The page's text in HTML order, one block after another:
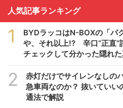
人気記事ランキング
1
BYDラッコはN-BOXの「
や、それ以上!? 辛口”正直”
チェックして分かった隠れ
2
赤灯だけでサイレンなしの
急車両なのか？ 抜いていい
通法で解説